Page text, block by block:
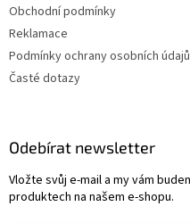
Obchodní podmínky
Reklamace
Podmínky ochrany osobních
Časté dotazy
Odebírat newsletter
Vložte svůj e-mail a my vám
produktech na našem e-shopu.